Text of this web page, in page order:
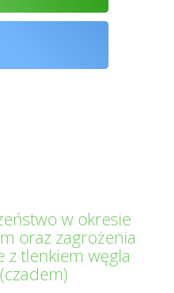
w okresie
oraz zagrożenia
z tlenkiem węgla
(czadem)